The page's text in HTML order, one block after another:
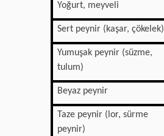
Yoğurt, meyveli
Sert peynir (kaşar, çökelek)
Yumuşak peynir (süzme,
tulum)
Beyaz peynir
Taze peynir (lor, sürme
peynir)